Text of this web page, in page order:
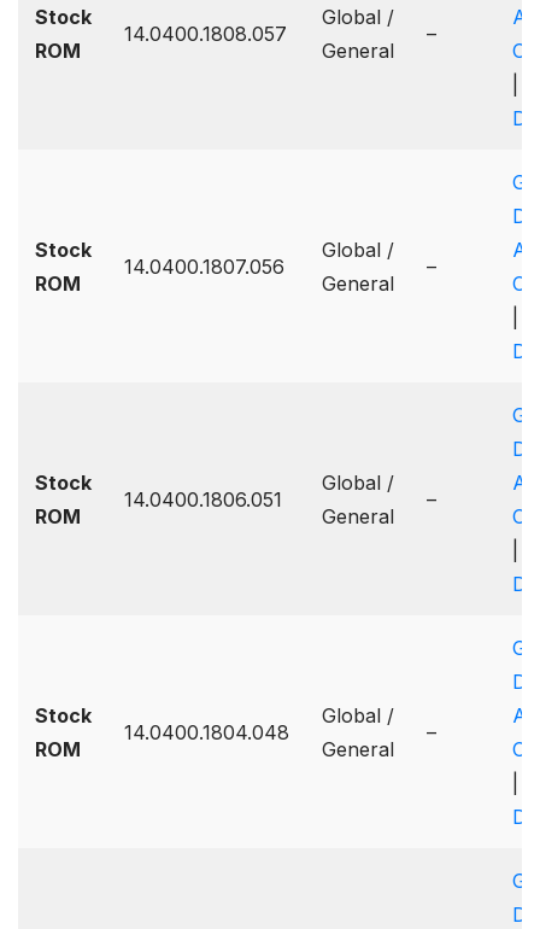
Stock
ROM
14.0400.1808.057
Global /
General
–
Stock
ROM
14.0400.1807.056
Global /
General
–
Stock
ROM
14.0400.1806.051
Global /
General
–
Stock
ROM
14.0400.1804.048
Global /
General
–